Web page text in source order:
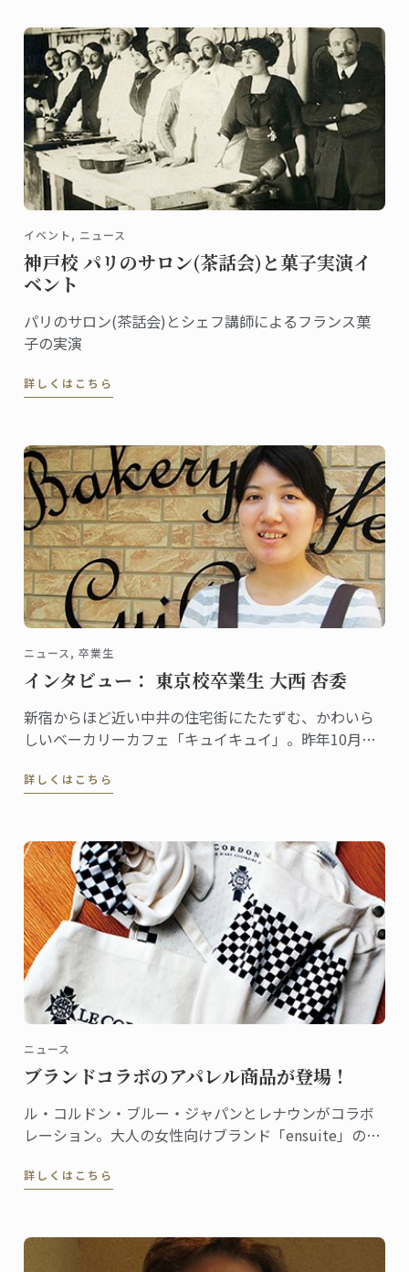
イベント, ニュース
神戸校 パリのサロン(茶話会)と菓子実演イ
ベント
パリのサロン(茶話会)とシェフ講師によるフランス菓
子の実演
詳しくはこちら
ニュース, 卒業生
インタビュー： 東京校卒業生 大西 杏委
新宿からほど近い中井の住宅街にたたずむ、かわいら
しいベーカリーカフェ「キュイキュイ」。昨年10月に
校でパンディプロムを取得した大西杏委さんです。
詳しくはこちら
ニュース
ブランドコラボのアパレル商品が登場！
ル・コルドン・ブルー・ジャパンとレナウンがコラボ
レーション。大人の女性向けブランド「ensuite」の
ラーなどの商品が誕生しました。
詳しくはこちら